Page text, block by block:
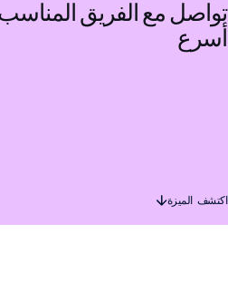
تواصل مع الفريق
أسرع
اكتشف الميزة